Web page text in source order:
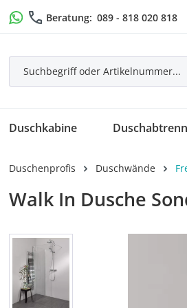
Hauptinhalt springen
Zur Suche springen
Zur Hauptnavigation springen
Beratung: 089 - 818 020 818
Duschkabine
Duschenprofis Duschwände
Walk In Dusche
Bildergalerie überspringen